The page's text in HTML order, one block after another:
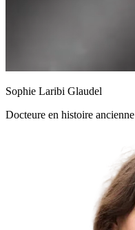
Sophie Laribi Glaudel
Docteure en histoire ancienne